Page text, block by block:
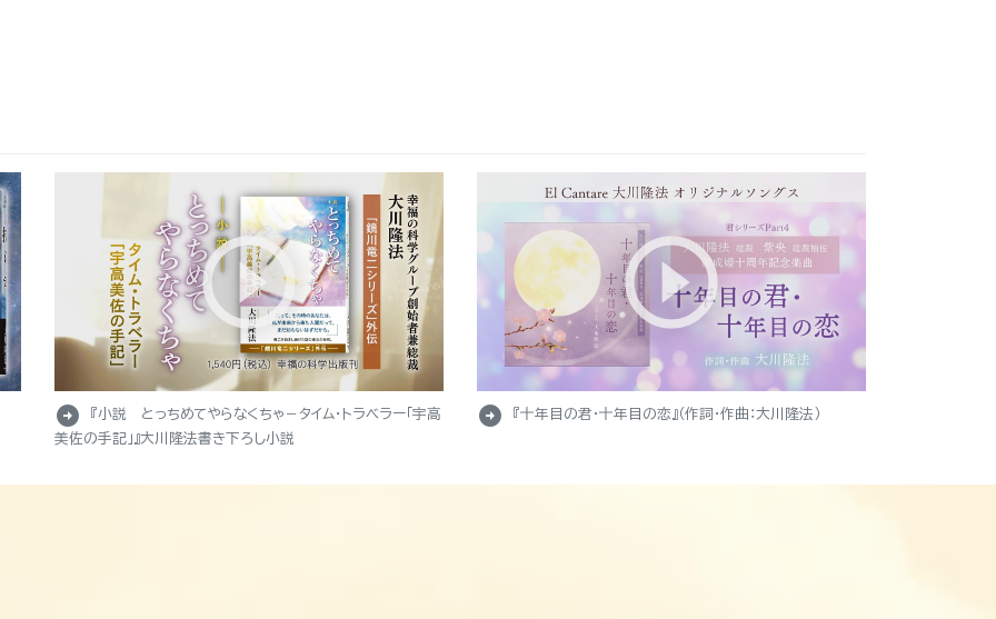
arrow_circle_right
『小説 とっちめてやらなくちゃ－タイム・トラベラー「宇高
美佐の手記」』大川隆法書き下ろし小説
arrow_circle_right 『十年目の君・十年目の恋』（作詞・作曲：大川隆法）